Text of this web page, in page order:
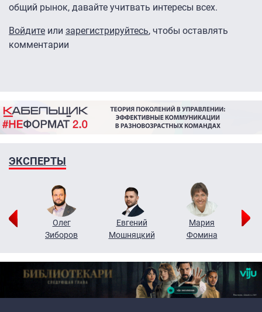
общий рынок, давайте учитвать интересы всех.
Войдите или зарегистрируйтесь, чтобы оставлять
комментарии
ЭКСПЕРТЫ
Олег
Зиборов
Евгений
Мошняцкий
Мария
Фомина